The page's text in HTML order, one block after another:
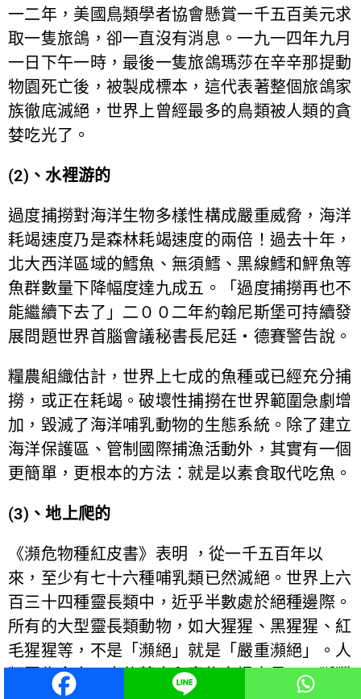
一二年，美國鳥類學者協會懸賞一千五百美元求
取一隻旅鴿，卻一直沒有消息。一九一四年九月
一日下午一時，最後一隻旅鴿瑪莎在辛辛那提動
物園死亡後，被製成標本，這代表著整個旅鴿家
族徹底滅絕，世界上曾經最多的鳥類被人類的貪
婪吃光了。
(2)、水裡游的
過度捕撈對海洋生物多樣性構成嚴重威脅，海洋
耗竭速度乃是森林耗竭速度的兩倍！過去十年，
北大西洋區域的鱈魚、無須鱈、黑線鱈和鮃魚等
魚群數量下降幅度達九成五。「過度捕撈再也不
能繼續下去了」二００二年約翰尼斯堡可持續發
展問題世界首腦會議秘書長尼廷‧德賽警告說。
糧農組織估計，世界上七成的魚種或已經充分捕
撈，或正在耗竭。破壞性捕撈在世界範圍急劇增
加，毀滅了海洋哺乳動物的生態系統。除了建立
海洋保護區、管制國際捕漁活動外，其實有一個
更簡單，更根本的方法：就是以素食取代吃魚。
(3)、地上爬的
《瀕危物種紅皮書》表明 ，從一千五百年以
來，至少有七十六種哺乳類已然滅絕。世界上六
百三十四種靈長類中，近乎半數處於絕種邊際。
所有的大型靈長類動物，如大猩猩、黑猩猩、紅
毛猩猩等，不是「瀕絕」就是「嚴重瀕絕」。人
類因為貪食、古傳藥方和寵物市場交易，不斷獵